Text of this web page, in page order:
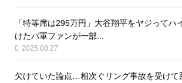
「特等席は295万円」大谷翔平をヤジってハ
けたパ軍ファンが一部...
2025.08.27
欠けていた論点…相次ぐリング事故を受けて